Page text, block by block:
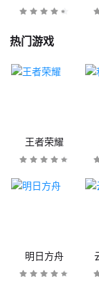
热门游戏
王者荣耀
明日方舟